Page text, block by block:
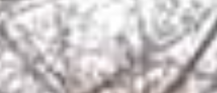
販売代理店募集
OEM製造・販売
お客様の声
"劇的な変化を体感"